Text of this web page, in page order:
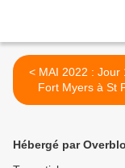
< MAI 2022 : Jour 14 / De
Fort Myers à St
Sarasota - The
Hébergé par